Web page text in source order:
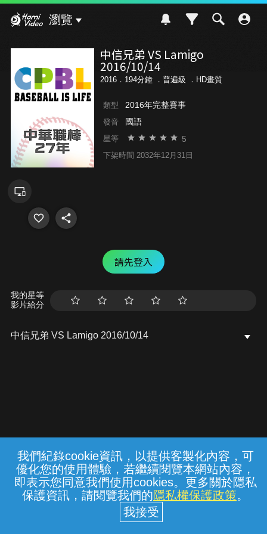
我們紀錄cookie資訊，以提供客製化內容，可
優化您的使用體驗，若繼續閱覽本網站內容，
即表示您同意我們使用cookies。更多關於隱私
保護資訊，請閱覽我們的隱私權保護政策。
瀏覽
中信兄弟 VS Lamigo
2016/10/14
2016．194分鐘 ． 普遍級 ．HD畫質
類型 2016年完整賽事
發音 國語
星等 5
下架時間 2032年12月31日
請先登入
我的星等
影片給分
中信兄弟 VS Lamigo 2016/10/14
常見問題 線上客服 服務條款 隱私權保護
中華電信股份有限公司個人家庭分公司
(統一編號：96979949) © 2026
{{notifyMsg}}